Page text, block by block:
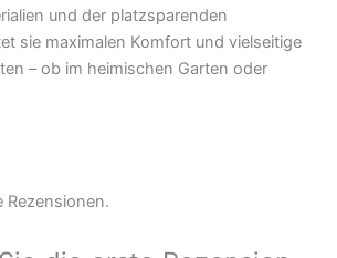
und der platzsparenden
sie maximalen Komfort und vielseitige
– ob im heimischen Garten oder
Rezensionen.